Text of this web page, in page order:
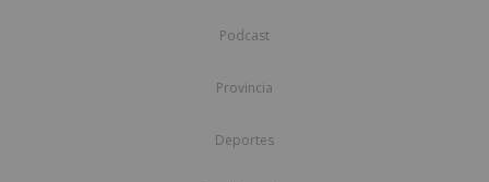
Podcast
Provincia
Deportes